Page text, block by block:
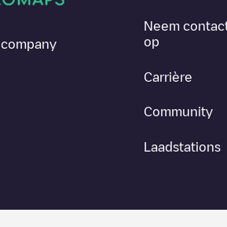
company
Neem
op
Carrière
Community
Laadstations